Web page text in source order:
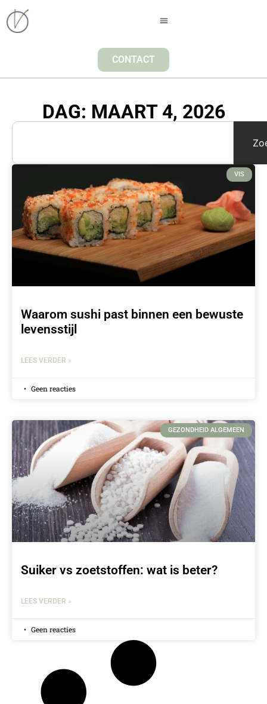
CONTACT
DAG: MAART 4, 2026
VIS
Waarom sushi past binnen een bewuste
levensstijl
LEES VERDER »
Geen reacties
GEZONDHEID ALGEMEEN
Suiker vs zoetstoffen: wat is beter?
LEES VERDER »
Geen reacties